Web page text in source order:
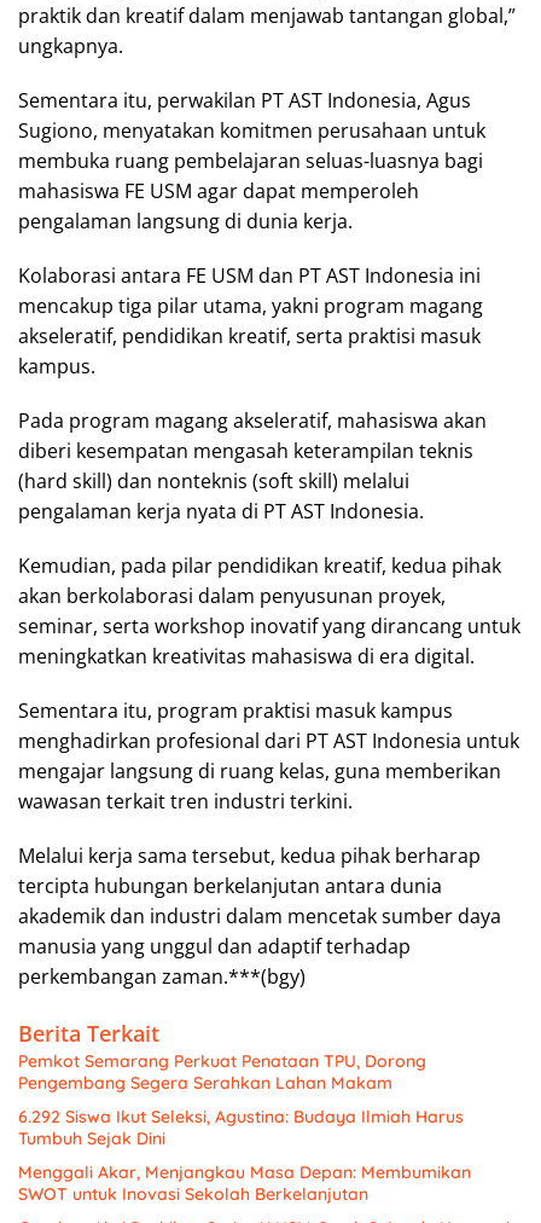
praktik dan kreatif dalam menjawab tantangan global,”
ungkapnya.
Sementara itu, perwakilan PT AST Indonesia, Agus
Sugiono, menyatakan komitmen perusahaan untuk
membuka ruang pembelajaran seluas-luasnya bagi
mahasiswa FE USM agar dapat memperoleh
pengalaman langsung di dunia kerja.
Kolaborasi antara FE USM dan PT AST Indonesia ini
mencakup tiga pilar utama, yakni program magang
akseleratif, pendidikan kreatif, serta praktisi masuk
kampus.
Pada program magang akseleratif, mahasiswa akan
diberi kesempatan mengasah keterampilan teknis
(hard skill) dan nonteknis (soft skill) melalui
pengalaman kerja nyata di PT AST Indonesia.
Kemudian, pada pilar pendidikan kreatif, kedua pihak
akan berkolaborasi dalam penyusunan proyek,
seminar, serta workshop inovatif yang dirancang untuk
meningkatkan kreativitas mahasiswa di era digital.
Sementara itu, program praktisi masuk kampus
menghadirkan profesional dari PT AST Indonesia untuk
mengajar langsung di ruang kelas, guna memberikan
wawasan terkait tren industri terkini.
Melalui kerja sama tersebut, kedua pihak berharap
tercipta hubungan berkelanjutan antara dunia
akademik dan industri dalam mencetak sumber daya
manusia yang unggul dan adaptif terhadap
perkembangan zaman.***(bgy)
Berita Terkait
Pemkot Semarang Perkuat Penataan TPU, Dorong
Pengembang Segera Serahkan Lahan Makam
6.292 Siswa Ikut Seleksi, Agustina: Budaya Ilmiah Harus
Tumbuh Sejak Dini
Menggali Akar, Menjangkau Masa Depan: Membumikan
SWOT untuk Inovasi Sekolah Berkelanjutan